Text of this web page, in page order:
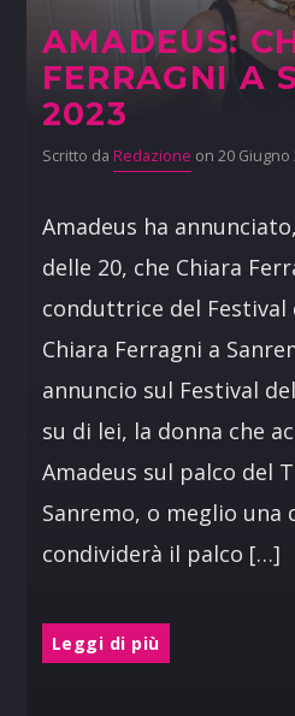
AMADEUS:
FERRAGNI A
2023
Scritto da Redazione on 20 Giugno
Amadeus ha
delle 20, che Chiara
conduttrice del Festival
Chiara Ferragni a
annuncio sul Festival
su di lei, la donna che
Amadeus sul palco del
Sanremo, o meglio una
condividerà il palco […]
Leggi di più